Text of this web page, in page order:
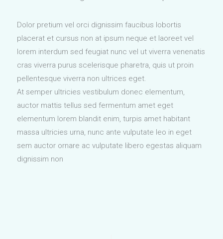
Dolor pretium vel orci dignissim faucibus lobortis
placerat et cursus non at ipsum neque et laoreet vel
lorem interdum sed feugiat nunc vel ut viverra venenatis
cras viverra purus scelerisque pharetra, quis ut proin
pellentesque viverra non ultrices eget.
At semper ultricies vestibulum donec elementum,
auctor mattis tellus sed fermentum amet eget
elementum lorem blandit enim, turpis amet habitant
massa ultricies urna, nunc ante vulputate leo in eget
sem auctor ornare ac vulputate libero egestas aliquam
dignissim non